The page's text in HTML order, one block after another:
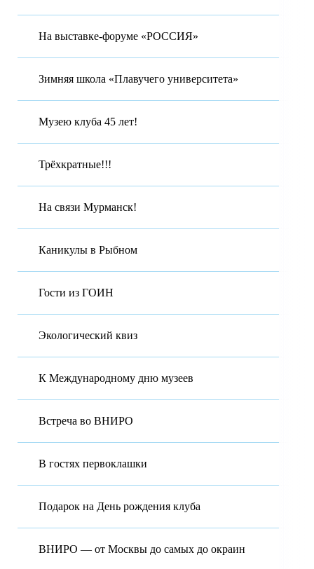
На выставке-форуме «РОССИЯ»
Зимняя школа «Плавучего университета»
Музею клуба 45 лет!
Трёхкратные!!!
На связи Мурманск!
Каникулы в Рыбном
Гости из ГОИН
Экологический квиз
К Международному дню музеев
Встреча во ВНИРО
В гостях первоклашки
Подарок на День рождения клуба
ВНИРО — от Москвы до самых до окраин